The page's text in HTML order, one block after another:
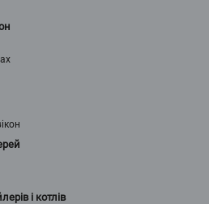
Обслуговування та ремонт бойлерів і котлів